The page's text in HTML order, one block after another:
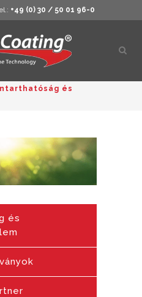
+49 (0) 30 / 50 01 96-0
és
és